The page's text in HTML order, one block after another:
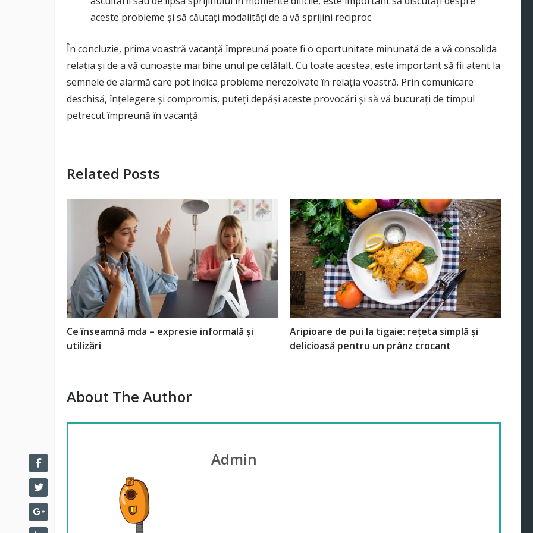
aceste probleme și să căutați modalități de a vă sprijini reciproc.
În concluzie, prima voastră vacanță împreună poate fi o oportunitate minunată de a vă consolida
relația și de a vă cunoaște mai bine unul pe celălalt. Cu toate acestea, este important să fii atent la
semnele de alarmă care pot indica probleme nerezolvate în relația voastră. Prin comunicare
deschisă, înțelegere și compromis, puteți depăși aceste provocări și să vă bucurați de timpul
petrecut împreună în vacanță.
Related Posts
Ce înseamnă mda – expresie informală și
utilizări
Aripioare de pui la tigaie: rețeta simplă și
delicioasă pentru un prânz crocant
About The Author
Admin